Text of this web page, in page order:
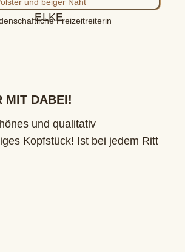
ELKEFreizeitreiterin
MIT DABEI!
und qualitativ
Kopfstück! Ist bei jedem Ritt